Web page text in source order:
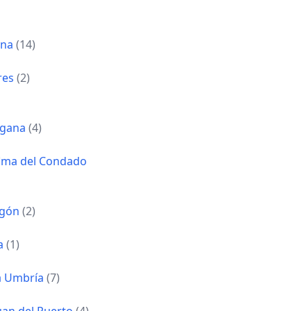
(14)
(2)
(4)
del Condado
(2)
(1)
Umbría (7)